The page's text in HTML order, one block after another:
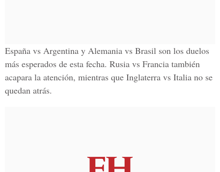
España vs Argentina y Alemania vs Brasil son los duelos
más esperados de esta fecha. Rusia vs Francia también
acapara la atención, mientras que Inglaterra vs Italia no se
quedan atrás.